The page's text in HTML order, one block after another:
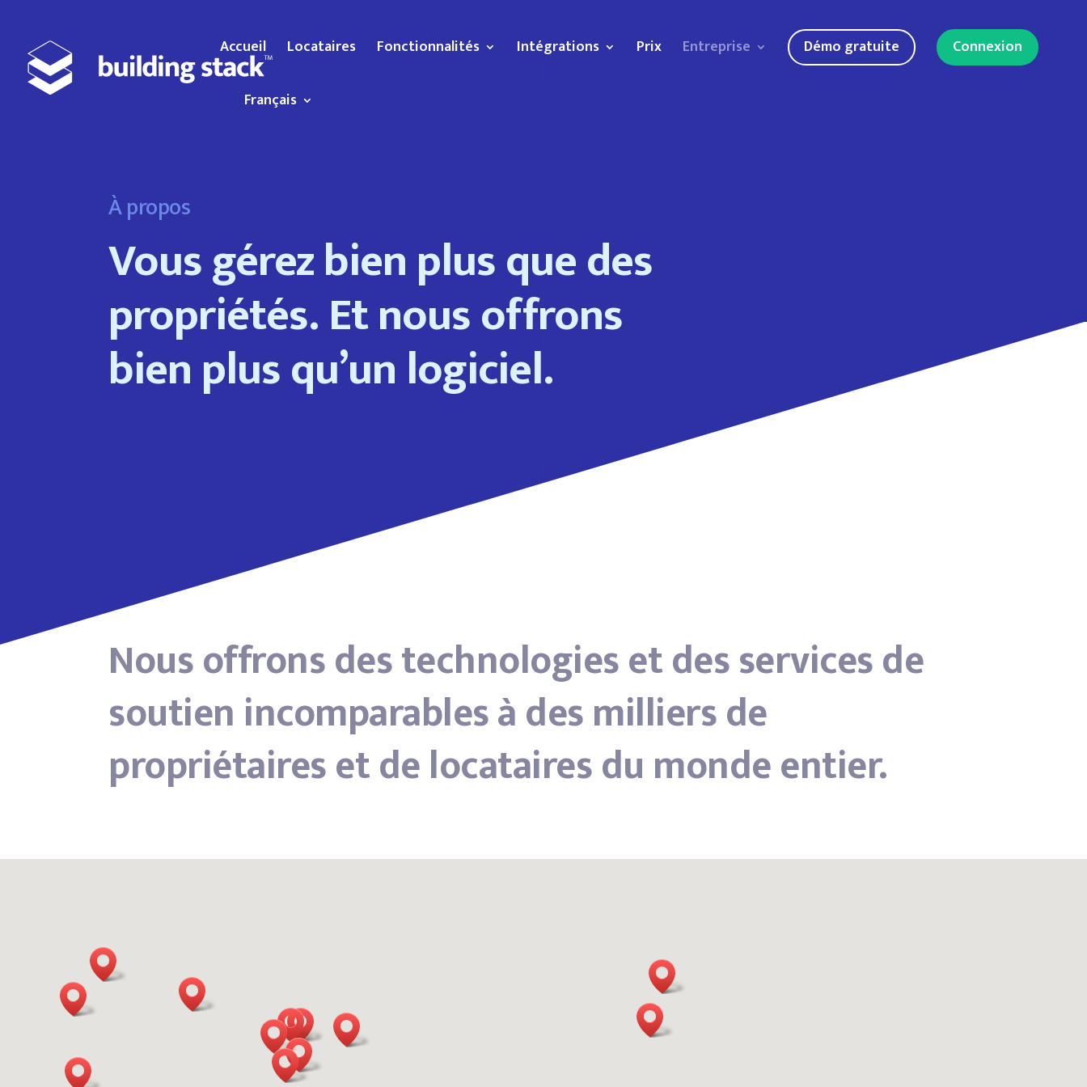
Accueil Locataires Fonctionnalités Intégrations Prix Entreprise Démo gratuite Connexion
Français
À propos
Vous gérez bien plus que des
propriétés. Et nous offrons
bien plus qu’un logiciel.
Nous offrons des technologies et des services de
soutien incomparables à des milliers de
propriétaires et de locataires du monde entier.